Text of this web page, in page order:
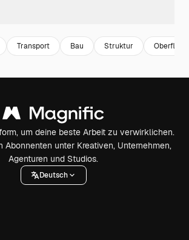
Transport Bau Struktur
um deine beste Arbeit zu verwirklichen.
Abonnenten unter Kreativen, Unternehmen,
Agenturen und Studios.
Deutsch